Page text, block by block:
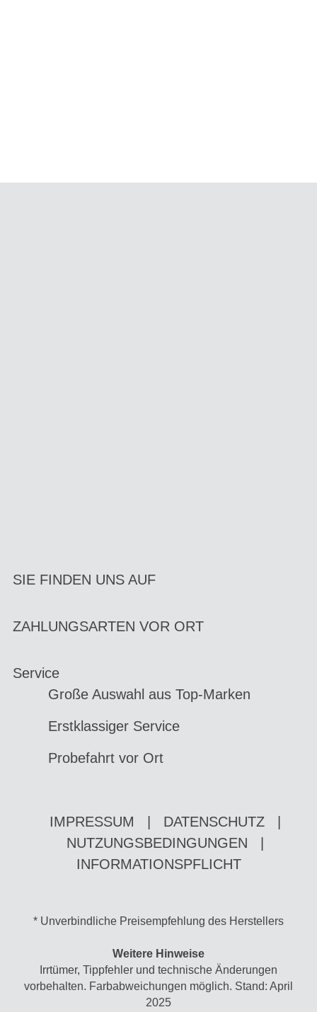
SIE FINDEN UNS AUF
ZAHLUNGSARTEN VOR ORT
Service
Große Auswahl aus Top-Marken
Erstklassiger Service
Probefahrt vor Ort
IMPRESSUM DATENSCHUTZ
NUTZUNGSBEDINGUNGEN
INFORMATIONSPFLICHT
* Unverbindliche Preisempfehlung des Herstellers
Weitere Hinweise
Irrtümer, Tippfehler und technische Änderungen
vorbehalten. Farbabweichungen möglich. Stand: April
2025